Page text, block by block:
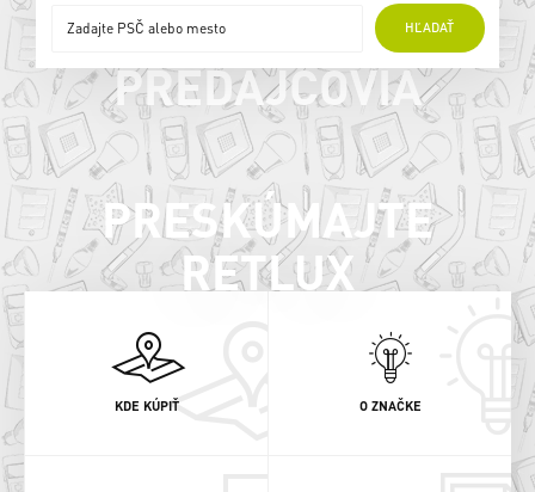
HĽADAŤ
ONLINE
PREDAJCOVIA
PRESKÚMAJTE
RETLUX
KDE KÚPIŤ O ZNAČKE